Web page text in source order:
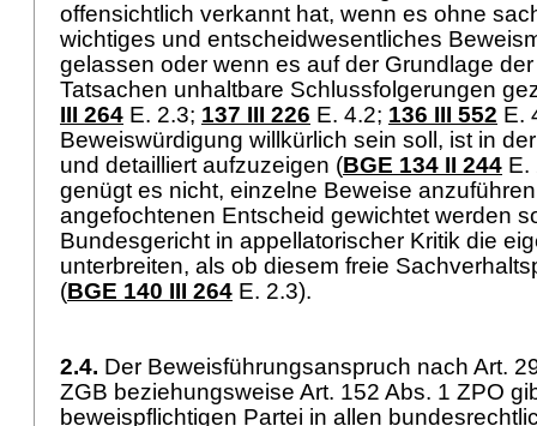
offensichtlich verkannt hat, wenn es ohne
wichtiges und entscheidwesentliches
gelassen oder wenn es auf der Grundlage
Tatsachen unhaltbare Schlussfolgerungen
III 264 E. 2.3; 137 III 226 E. 4.2; 136 III 552 E.
Beweiswürdigung willkürlich sein soll, ist in
und detailliert aufzuzeigen (BGE 134 II 244 E.
genügt es nicht, einzelne Beweise
angefochtenen Entscheid gewichtet werden
Bundesgericht in appellatorischer Kritik die
unterbreiten, als ob diesem freie
(BGE 140 III 264 E. 2.3).
2.4. Der Beweisführungsanspruch nach Art.
ZGB beziehungsweise Art. 152 Abs. 1 ZPO
beweispflichtigen Partei in allen